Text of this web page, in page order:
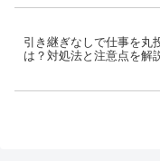
引き継ぎなしで仕事を丸
は？対処法と注意点を解